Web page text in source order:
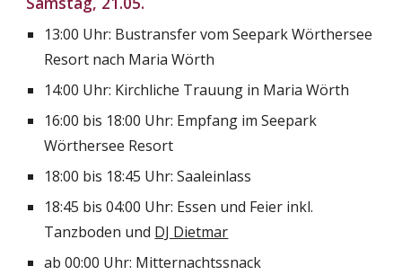
13:00 Uhr: Bustransfer vom Seepark Wörthersee
Resort nach Maria Wörth
14:00 Uhr: Kirchliche Trauung in Maria Wörth
16:00 bis 18:00 Uhr: Empfang im Seepark
Wörthersee Resort
18:00 bis 18:45 Uhr: Saaleinlass
18:45 bis 04:00 Uhr: Essen und Feier inkl.
Tanzboden und DJ Dietmar
ab 00:00 Uhr: Mitternachtssnack